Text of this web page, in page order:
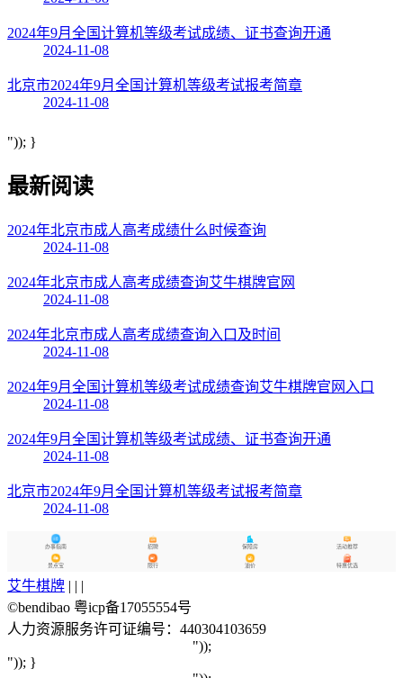
2024年9月全国计算机等级考试成绩、证书查询开通
2024-11-08
北京市2024年9月全国计算机等级考试报考简章
2024-11-08
")); }
最新阅读
2024年北京市成人高考成绩什么时候查询
2024-11-08
2024年北京市成人高考成绩查询艾牛棋牌官网
2024-11-08
2024年北京市成人高考成绩查询入口及时间
2024-11-08
2024年9月全国计算机等级考试成绩查询艾牛棋牌官网入口
2024-11-08
2024年9月全国计算机等级考试成绩、证书查询开通
2024-11-08
北京市2024年9月全国计算机等级考试报考简章
2024-11-08
办事指南 招聘 保障房 活动推荐
景点宝 限行 油价 特惠优选
艾牛棋牌
©bendibao 粤icp备17055554号
人力资源服务许可证编号：440304103659
"));
")); }